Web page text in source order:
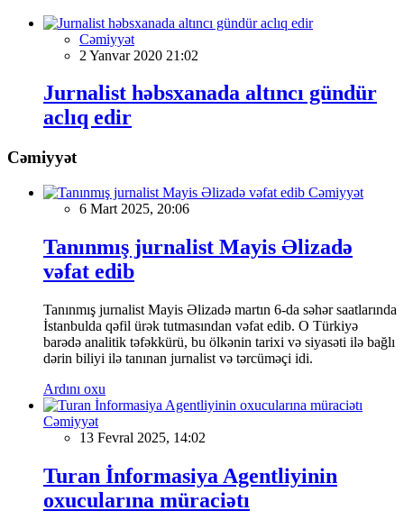
Cəmiyyət
2 Yanvar 2020 21:02
Jurnalist həbsxanada altıncı gündür
aclıq edir
Cəmiyyət
Cəmiyyət
6 Mart 2025, 20:06
Tanınmış jurnalist Mayis Əlizadə
vəfat edib
Tanınmış jurnalist Mayis Əlizadə martın 6-da səhər saatlarında
İstanbulda qəfil ürək tutmasından vəfat edib. O Türkiyə
barədə analitik təfəkkürü, bu ölkənin tarixi və siyasəti ilə bağlı
dərin biliyi ilə tanınan jurnalist və tərcüməçi idi.
Ardını oxu
Cəmiyyət
13 Fevral 2025, 14:02
Turan İnformasiya Agentliyinin
oxucularına müraciətı